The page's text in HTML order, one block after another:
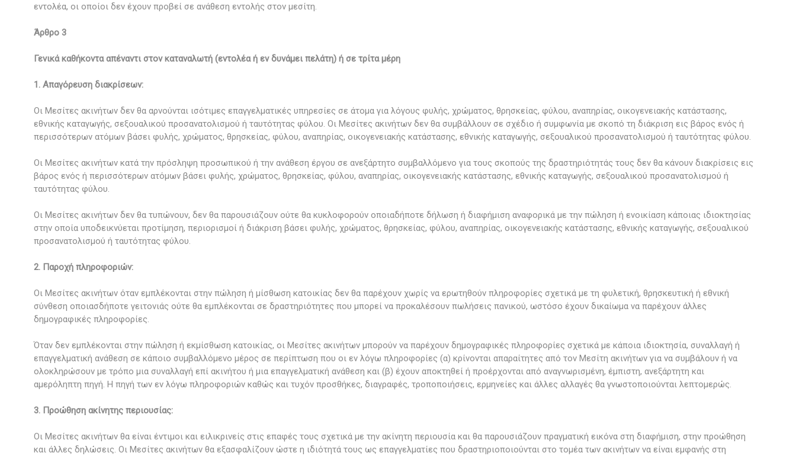
εντολέα, οι οποίοι δεν έχουν προβεί σε ανάθεση εντολής στον μεσίτη.
Άρθρο 3
Γενικά καθήκοντα απέναντι στον καταναλωτή (εντολέα ή εν δυνάμει πελάτη) ή σε τρίτα μέρη
1. Απαγόρευση διακρίσεων:
Οι Μεσίτες ακινήτων δεν θα αρνούνται ισότιμες επαγγελματικές υπηρεσίες σε άτομα για λόγους φυλής, χρώματος, θρησκείας, φύλου, αναπηρίας, οικογενειακής κατάστασης,
εθνικής καταγωγής, σεξουαλικού προσανατολισμού ή ταυτότητας φύλου. Οι Μεσίτες ακινήτων δεν θα συμβάλλουν σε σχέδιο ή συμφωνία με σκοπό τη διάκριση εις βάρος ενός ή
περισσότερων ατόμων βάσει φυλής, χρώματος, θρησκείας, φύλου, αναπηρίας, οικογενειακής κατάστασης, εθνικής καταγωγής, σεξουαλικού προσανατολισμού ή ταυτότητας φύλου.
Οι Μεσίτες ακινήτων κατά την πρόσληψη προσωπικού ή την ανάθεση έργου σε ανεξάρτητο συμβαλλόμενο για τους σκοπούς της δραστηριότητάς τους δεν θα κάνουν διακρίσεις εις
βάρος ενός ή περισσότερων ατόμων βάσει φυλής, χρώματος, θρησκείας, φύλου, αναπηρίας, οικογενειακής κατάστασης, εθνικής καταγωγής, σεξουαλικού προσανατολισμού ή
ταυτότητας φύλου.
Οι Μεσίτες ακινήτων δεν θα τυπώνουν, δεν θα παρουσιάζουν ούτε θα κυκλοφορούν οποιαδήποτε δήλωση ή διαφήμιση αναφορικά με την πώληση ή ενοικίαση κάποιας ιδιοκτησίας
στην οποία υποδεικνύεται προτίμηση, περιορισμοί ή διάκριση βάσει φυλής, χρώματος, θρησκείας, φύλου, αναπηρίας, οικογενειακής κατάστασης, εθνικής καταγωγής, σεξουαλικού
προσανατολισμού ή ταυτότητας φύλου.
2. Παροχή πληροφοριών:
Οι Μεσίτες ακινήτων όταν εμπλέκονται στην πώληση ή μίσθωση κατοικίας δεν θα παρέχουν χωρίς να ερωτηθούν πληροφορίες σχετικά με τη φυλετική, θρησκευτική ή εθνική
σύνθεση οποιασδήποτε γειτονιάς ούτε θα εμπλέκονται σε δραστηριότητες που μπορεί να προκαλέσουν πωλήσεις πανικού, ωστόσο έχουν δικαίωμα να παρέχουν άλλες
δημογραφικές πληροφορίες.
Όταν δεν εμπλέκονται στην πώληση ή εκμίσθωση κατοικίας, οι Μεσίτες ακινήτων μπορούν να παρέχουν δημογραφικές πληροφορίες σχετικά με κάποια ιδιοκτησία, συναλλαγή ή
επαγγελματική ανάθεση σε κάποιο συμβαλλόμενο μέρος σε περίπτωση που οι εν λόγω πληροφορίες (α) κρίνονται απαραίτητες από τον Μεσίτη ακινήτων για να συμβάλουν ή να
ολοκληρώσουν με τρόπο μια συναλλαγή επί ακινήτου ή μια επαγγελματική ανάθεση και (β) έχουν αποκτηθεί ή προέρχονται από αναγνωρισμένη, έμπιστη, ανεξάρτητη και
αμερόληπτη πηγή. Η πηγή των εν λόγω πληροφοριών καθώς και τυχόν προσθήκες, διαγραφές, τροποποιήσεις, ερμηνείες και άλλες αλλαγές θα γνωστοποιούνται λεπτομερώς.
3. Προώθηση ακίνητης περιουσίας:
Οι Μεσίτες ακινήτων θα είναι έντιμοι και ειλικρινείς στις επαφές τους σχετικά με την ακίνητη περιουσία και θα παρουσιάζουν πραγματική εικόνα στη διαφήμιση, στην προώθηση
και άλλες δηλώσεις. Οι Μεσίτες ακινήτων θα εξασφαλίζουν ώστε η ιδιότητά τους ως επαγγελματίες που δραστηριοποιούνται στο τομέα των ακινήτων να είναι εμφανής στη